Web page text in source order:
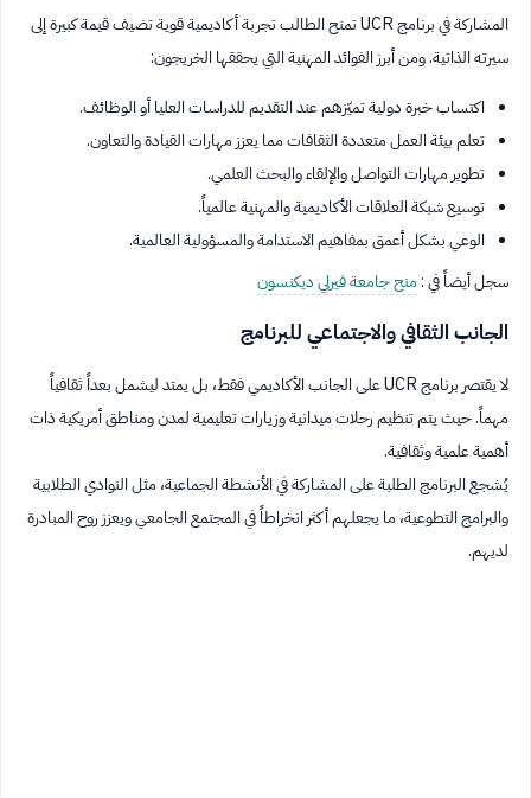
المشاركة في برنامج UCR تمنح الطالب تجربة أكاديمية قوية تضيف قيمة كبيرة إلى
سيرته الذاتية. ومن أبرز الفوائد المهنية التي يحققها الخريجون:
اكتساب خبرة دولية تميّزهم عند التقديم للدراسات العليا أو الوظائف.
تعلم بيئة العمل متعددة الثقافات مما يعزز مهارات القيادة والتعاون.
تطوير مهارات التواصل والإلقاء والبحث العلمي.
توسيع شبكة العلاقات الأكاديمية والمهنية عالمياً.
الوعي بشكل أعمق بمفاهيم الاستدامة والمسؤولية العالمية.
سجل أيضاً في :منح جامعة فيرلي ديكنسون
الجانب الثقافي والاجتماعي للبرنامج
لا يقتصر برنامج UCR على الجانب الأكاديمي فقط، بل يمتد ليشمل بعداً ثقافياً
مهماً. حيث يتم تنظيم رحلات ميدانية وزيارات تعليمية لمدن ومناطق أمريكية ذات
أهمية علمية وثقافية.
يُشجع البرنامج الطلبة على المشاركة في الأنشطة الجماعية، مثل النوادي الطلابية
والبرامج التطوعية، ما يجعلهم أكثر انخراطاً في المجتمع الجامعي ويعزز روح المبادرة
لديهم.